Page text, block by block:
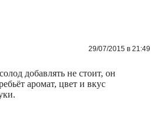
29/07/2015 в 21:49
добавлять не стоит, он
аромат, цвет и вкус